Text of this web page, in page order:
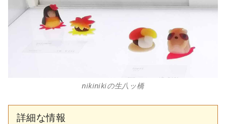
nikinikiの生八ッ橋
詳細な情報